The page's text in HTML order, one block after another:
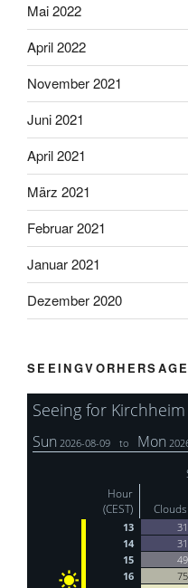
Mai 2022
April 2022
November 2021
Juni 2021
April 2021
März 2021
Februar 2021
Januar 2021
Dezember 2020
SEEINGVORHERSAGE